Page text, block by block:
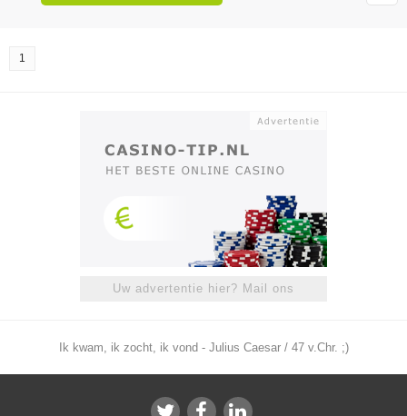
1
Uw advertentie hier? Mail ons
Ik kwam, ik zocht, ik vond - Julius Caesar / 47 v.Chr. ;)